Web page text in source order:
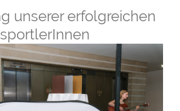
unserer erfolgreichen